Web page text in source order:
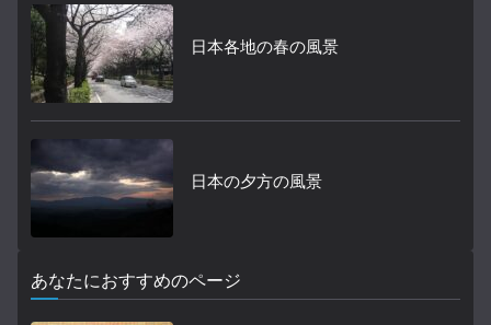
日本各地の春の風景
日本の夕方の風景
あなたにおすすめのページ